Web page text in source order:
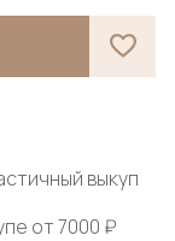
выкуп
от 7000 ₽